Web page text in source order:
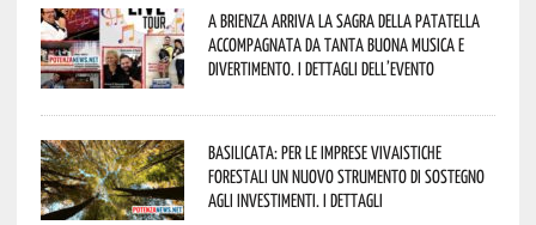
A Brienza arriva la Sagra della Patatella
accompagnata da tanta buona musica e
divertimento. I dettagli dell’evento
Basilicata: per le imprese vivaistiche
forestali un nuovo strumento di sostegno
agli investimenti. I dettagli